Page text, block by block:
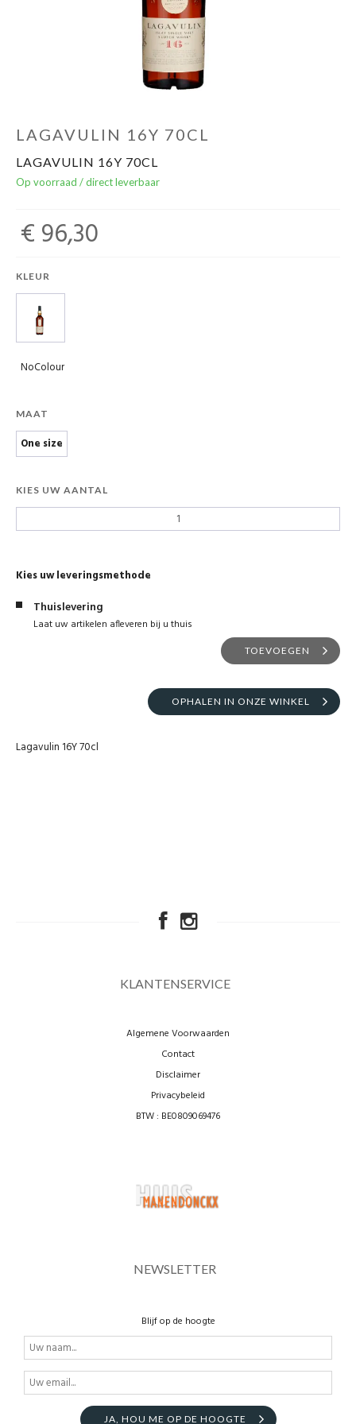
Geels Witteke De Maan's Jenever
LAGAVULIN 16Y 70CL
LAGAVULIN 16Y 70CL
Op voorraad / direct leverbaar
€ 96,30
KLEUR
NoColour
MAAT
One size
KIES UW AANTAL
Kies uw leveringsmethode
Thuislevering
Laat uw artikelen afleveren bij u thuis
TOEVOEGEN
OPHALEN IN ONZE WINKEL
Lagavulin 16Y 70cl
KLANTENSERVICE
Algemene Voorwaarden
Contact
Disclaimer
Privacybeleid
BTW : BE0809069476
NEWSLETTER
Blijf op de hoogte
JA, HOU ME OP DE HOOGTE